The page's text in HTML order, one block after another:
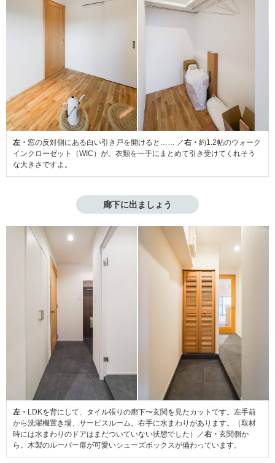
左・ 窓の反対側にある白い引き戸を開けると…… ／右・ 約1.2帖のウォーク
インクローゼット（WIC）が。衣類を一手にまとめて引き受けてくれそう
な大きさですよ。
廊下に出ましょう
左・ LDKを背にして、タイル張りの廊下〜玄関を見たカットです。左手前
から洗濯機置き場、サービスルーム。右手に水まわりがあります。（取材
時には水まわりのドアはまだついていない状態でした）／右・ 玄関側か
ら。木製のルーバー扉が可愛いシューズボックスが備わっています。